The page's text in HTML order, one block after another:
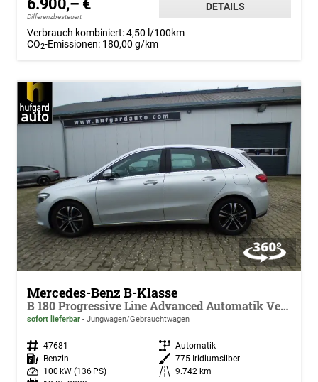
6.900,– €
Differenzbesteuert
DETAILS
Verbrauch kombiniert:4,50 l/100km
CO2-Emissionen: 180,00 g/km
Mercedes-Benz B-Klasse
B 180 Progressive Line Advanced Automatik Verkehrszeichen Assist Kamera EASY Pack LED High Performance MBUX
sofort lieferbar Jungwagen/Gebrauchtwagen
Fahrzeugnr. 47681 Getriebe Automatik
Kraftstoff
Benzin Außenfarbe 775 Iridiumsilber
Leistung
100 kW (136 PS) Kilometerstand 9.742 km